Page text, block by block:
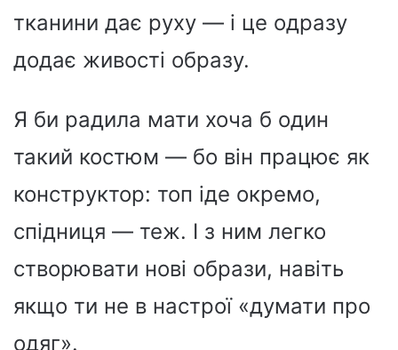
тканини дає руху — і це одразу
додає живості образу.
Я би радила мати хоча б один
такий костюм — бо він працює як
конструктор: топ іде окремо,
спідниця — теж. І з ним легко
створювати нові образи, навіть
якщо ти не в настрої «думати про
одяг».